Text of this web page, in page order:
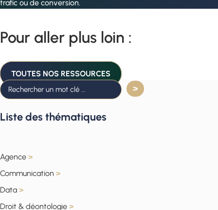
trafic ou de conversion.
Pour aller plus loin :
TOUTES NOS RESSOURCES
Liste des thématiques
Agence >
Communication >
Data >
Droit & déontologie >